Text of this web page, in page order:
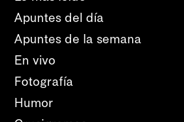
Apuntes del día
Apuntes de la semana
En vivo
Fotografía
Humor